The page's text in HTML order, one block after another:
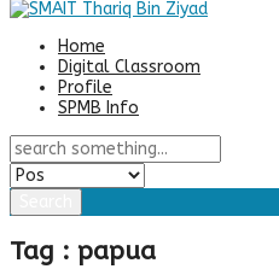
Home
Digital Classroom
Profile
SPMB Info
Tag : papua